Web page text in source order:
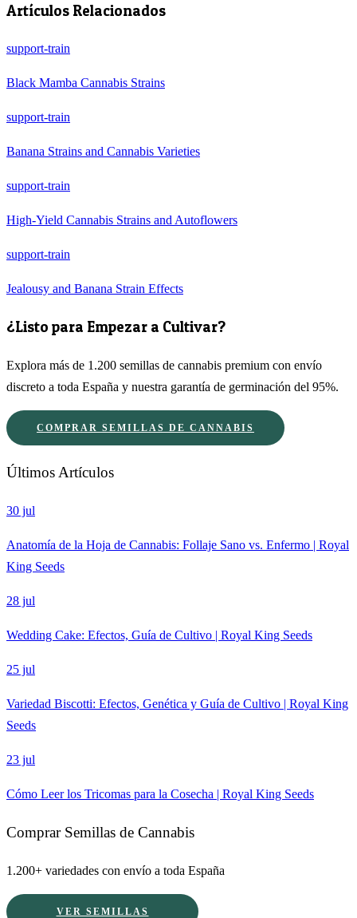
Artículos Relacionados
support-train
Black Mamba Cannabis Strains
support-train
Banana Strains and Cannabis Varieties
support-train
High-Yield Cannabis Strains and Autoflowers
support-train
Jealousy and Banana Strain Effects
¿Listo para Empezar a Cultivar?
Explora más de 1.200 semillas de cannabis premium con envío
discreto a toda España y nuestra garantía de germinación del 95%.
COMPRAR SEMILLAS DE CANNABIS
Últimos Artículos
30 jul
Anatomía de la Hoja de Cannabis: Follaje Sano vs. Enfermo | Royal
King Seeds
28 jul
Wedding Cake: Efectos, Guía de Cultivo | Royal King Seeds
25 jul
Variedad Biscotti: Efectos, Genética y Guía de Cultivo | Royal King
Seeds
23 jul
Cómo Leer los Tricomas para la Cosecha | Royal King Seeds
Comprar Semillas de Cannabis
1.200+ variedades con envío a toda España
VER SEMILLAS